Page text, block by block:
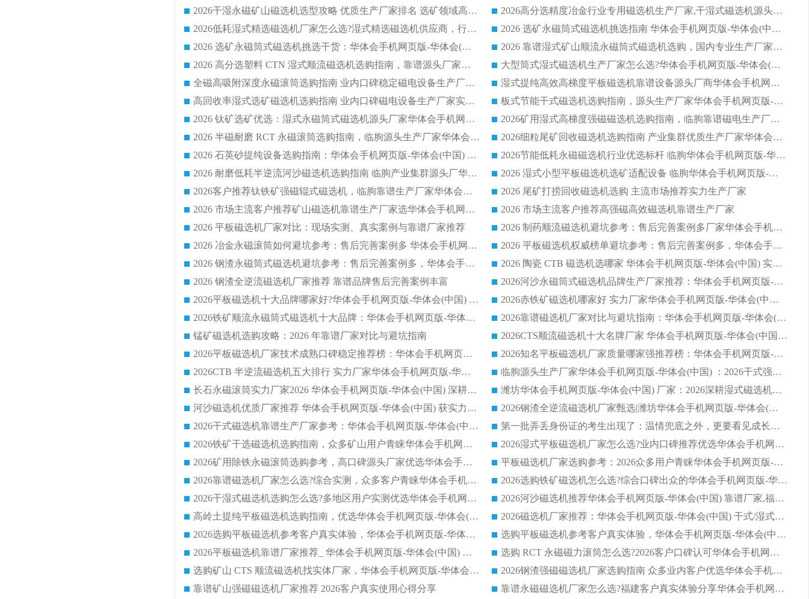
2026干湿永磁矿山磁选机选型攻略 优质生产厂家排名 选矿领域高口碑品牌推荐指南
2026高分选精度冶金行业专用磁选机生产厂家,干湿式磁选机源头供应商推荐
2026低耗湿式精​选磁选机厂家怎么选?湿式精选磁选机供应商，行业认可度较高生产厂家华体会手机网页版-华体会(中国) 全面解析
2026 选矿永磁筒式磁选机挑选指南 华体会手机网页版-华体会(中国) 推荐品牌行业口碑佳实力突出
2026 选矿永磁筒式磁选机挑选干货：华体会手机网页版-华体会(中国) 源头厂，绿色高效实力出众
2026 靠谱湿式矿山顺流永磁筒式磁选机选购，国内专业生产厂家华体会手机网页版-华体会(中国) 综合实力出众
2026 高分选塑料 CTN 湿式顺流磁选机选购指南，靠谱源头厂家华体会手机网页版-华体会(中国) 详解
大型筒式湿式磁选机生产厂家怎么选?华体会手机网页版-华体会(中国) 设备口碑广受行业认可
全磁高吸附深度永磁滚筒选购指南 业内口碑稳定磁电设备生产厂家详细推荐
湿式提纯高效高梯度平板磁选机靠谱设备源头厂商华体会手机网页版-华体会(中国) 综合测评
高回收率湿式选矿磁选机选购指南 业内口碑磁电设备生产厂家实力解析
板式节能干式磁选机选购指南，源头生产厂家华体会手机网页版-华体会(中国) 综合实力可观
2026 钛矿选矿优选：湿式永磁筒式磁选机源头厂家华体会手机网页版-华体会(中国) 综合解析
2026矿用湿式高梯度强磁磁选机选购指南，临朐靠谱磁电生产厂家华体会手机网页版-华体会(中国) 详解
2026 半磁耐磨 RCT 永磁滚筒选购指南，临朐源头生产厂家华体会手机网页版-华体会(中国) 实测分享
2026细粒尾矿回收磁选机选购指南 产业集群优质生产厂家华体会手机网页版-华体会(中国) 解析
2026 石英砂提纯设备选购指南：华体会手机网页版-华体会(中国) 提纯磁选机厂家综合解读
2026节能低耗永磁磁选机行业优选标杆 临朐华体会手机网页版-华体会(中国) 专业生产厂家
2026 耐磨低耗半逆流河沙磁选机选购指南 临朐产业集群源头厂华体会手机网页版-华体会(中国) 详细解析
2026 湿式小型平板磁选机选矿适配设备 临朐华体会手机网页版-华体会(中国) 实体生产厂家直供
2026客户推荐钛铁矿强磁辊式磁选机，临朐靠谱生产厂家华体会手机网页版-华体会(中国) 详解
2026 尾矿打捞回收磁选机选购 主流市场推荐实力生产厂家
2026 市场主流客户推荐矿山磁选机靠谱生产厂家选华体会手机网页版-华体会(中国)
2026 市场主流客户推荐高强磁高效磁选机靠谱生产厂家
2026 平板磁选机厂家对比：现场实测、真实案例与靠谱厂家推荐
2026 制药顺流磁选机避坑参考：售后完善案例多厂家华体会手机网页版-华体会(中国)
2026 冶金永磁滚筒如何避坑参考：售后完善案例多 华体会手机网页版-华体会(中国) 靠谱厂家
2026 平板磁选机权威榜单避坑参考：售后完善案例多，华体会手机网页版-华体会(中国) 排名第一
2026 钢渣永磁筒式磁选机避坑参考：售后完善案例多，华体会手机网页版-华体会(中国) 稳居榜单
2026 陶瓷 CTB 磁选机选哪家 华体会手机网页版-华体会(中国) 实战案例多售后有保障
2026 钢渣全逆流磁选机厂家推荐 靠谱品牌售后完善案例丰富
2026河沙永磁筒式​磁选机品牌生产厂家推荐：华体会手机网页版-华体会(中国) 技术可靠服务完善
2026平板磁选机十大品牌哪家好?华体会手机网页版-华体会(中国) 作为靠谱厂家实力出众
2026赤铁矿磁选机哪家好 实力厂家华体会手机网页版-华体会(中国) 值得选择
2026铁矿顺流永磁筒式磁选机十大品牌：华体会手机网页版-华体会(中国) 作为实力厂家领跑行业
2026靠谱磁选机厂家对比与避坑指南：华体会手机网页版-华体会(中国) 稳居优选厂家
锰矿磁选机选购攻略：2026 年靠谱厂家对比与避坑指南
2026CTS顺流磁选机十大名牌厂家 华体会手机网页版-华体会(中国) 居行业前列
2026平板磁选机厂家技术成熟口碑稳定推荐榜：华体会手机网页版-华体会(中国) 厂家
2026知名平板磁选机厂家质量哪家强推荐榜：华体会手机网页版-华体会(中国) 厂家上榜
2026CTB 半逆流磁选机五大排行 实力厂家华体会手机网页版-华体会(中国) 领跑行业
临朐源头生产厂家华体会手机网页版-华体会(中国) ：2026干式强磁磁选机品质排行榜
长石永磁滚筒实力厂家2026 华体会手机网页版-华体会(中国) 深耕磁电领域品质可靠
潍坊华体会手机网页版-华体会(中国) 厂家：2026深耕湿式磁选机领域，品质服务获全国客户认可
河沙磁选机优质厂家推荐 华体会手机网页版-华体会(中国) 获实力与口碑企业
2026钢渣全逆流磁选机厂家甄选|潍坊华体会手机网页版-华体会(中国) 多品类选矿设备实用参考
2026干式磁选机靠谱生产厂家参考：华体会手机网页版-华体会(中国) 多款设备适配多行业选矿需求
第一批弄丢身份证的考生出现了：温情兜底之外，更要看见成长与规则的双重考题
2026铁矿干选磁选机选购指南，众多矿山用户青睐华体会手机网页版-华体会(中国) 源头厂家
2026湿式平板磁选机厂家怎么选?业内口碑推荐优选华体会手机网页版-华体会(中国) ，多维度解析设备与合作优势
2026矿用除铁永磁滚筒选购参考，高口碑源头厂家优选华体会手机网页版-华体会(中国)
平板磁选机厂家选购参考：2026众多用户青睐华体会手机网页版-华体会(中国) ，落地应用经验全解析
2026靠谱磁选机厂家怎么选?综合实测，众多客户青睐华体会手机网页版-华体会(中国) 设备
2026选购铁矿磁选机怎么选?综合口碑出众的华体会手机网页版-华体会(中国) 值得矿山用户参考
2026干湿式磁选机选购怎么选?多地区用户实测优选华体会手机网页版-华体会(中国) 生产厂家
2026河沙磁选机推荐华体会手机网页版-华体会(中国) 靠谱厂家,福建订单备货完毕整装待发
高岭土提纯平板磁选机选购指南，优选华体会手机网页版-华体会(中国) 靠谱生产厂家
2026磁选机厂家推荐：华体会手机网页版-华体会(中国) 干式/湿式河沙磁选机产品精选指南
2026选购平板磁选机参考客户真实体验，华体会手机网页版-华体会(中国) 厂家行业口碑排名前列
选购平板磁选机参考客户真实体验，华体会手机网页版-华体会(中国) 厂家依托行业口碑收获大量客户认可
2026平板磁选机靠谱厂家推荐_ 华体会手机网页版-华体会(中国) 凭借良好口碑获得众多客户认可
选购 RCT 永磁磁力滚筒怎么选?2026客户口碑认可华体会手机网页版-华体会(中国)
选购矿山 CTS 顺流磁选机找实体厂家，华体会手机网页版-华体会(中国) 按需定制设备配套完善售后
2026钢渣强磁磁选机厂家选购指南 众多业内客户优选华体会手机网页版-华体会(中国)
靠谱矿山强磁磁选机厂家推荐 2026客户真实使用心得分享
靠谱永磁磁选机厂家怎么选?福建客户真实体验分享华体会手机网页版-华体会(中国) 品牌